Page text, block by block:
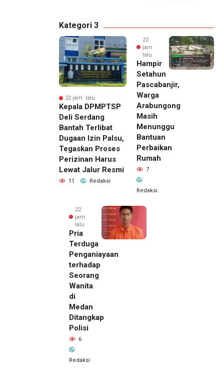
Kategori 3
22 jam lalu
Kepala DPMPTSP
Deli Serdang
Bantah Terlibat
Dugaan Izin Palsu,
Tegaskan Proses
Perizinan Harus
Lewat Jalur Resmi
11 Redaksi
22
jam
lalu
Hampir
Setahun
Pascabanjir,
Warga
Arabungong
Masih
Menunggu
Bantuan
Perbaikan
Rumah
7
Redaksi
22
jam
lalu
Pria
Terduga
Penganiayaan
terhadap
Seorang
Wanita
di
Medan
Ditangkap
Polisi
6
Redaksi
22 jam lalu
Kepala
DPMPTSP
Deli
Serdang
Bantah
Terlibat